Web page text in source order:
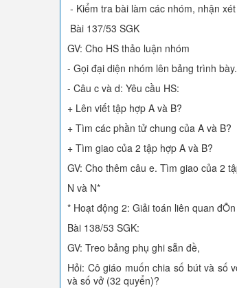
- Kiểm tra bài làm các nhóm, nhận
Bài 137/53 SGK
GV: Cho HS thảo luận nhóm
- Gọi đại diện nhóm lên bảng trình bày.
- Câu c và d: Yêu cầu HS:
+ Lên viết tập hợp A và B?
+ Tìm các phần tử chung của A và B?
+ Tìm giao của 2 tập hợp A và B?
GV: Cho thêm câu e. Tìm giao của 2
N và N*
* Hoạt động 2: Giải toán liên quan
Bài 138/53 SGK:
GV: Treo bảng phụ ghi sẵn đề,
Hỏi: Cô giáo muốn chia số bút và số
và số vở (32 quyển)?